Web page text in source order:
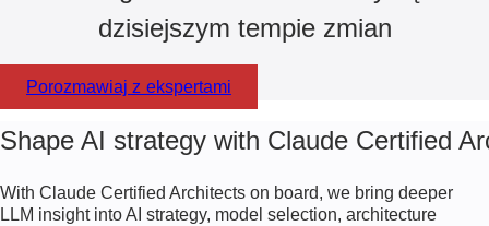
zapewnić niezawodność rozwiązania.
dzisiejszym tempie zmian
Porozmawiaj z ekspertami
Shape AI strategy with Claude Certified
With Claude Certified Architects on board, we bring deeper
LLM insight into AI strategy, model selection, architecture